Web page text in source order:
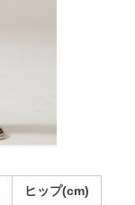
ヒップ(cm)